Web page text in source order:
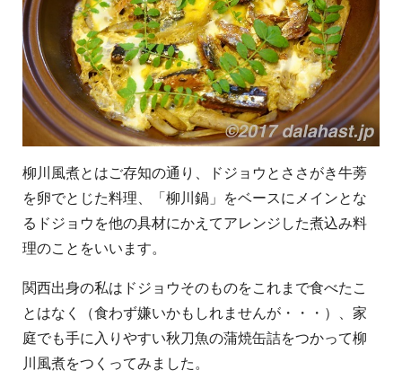
柳川風煮とはご存知の通り、ドジョウとささがき牛蒡
を卵でとじた料理、「柳川鍋」をベースにメインとな
るドジョウを他の具材にかえてアレンジした煮込み料
理のことをいいます。
関西出身の私はドジョウそのものをこれまで食べたこ
とはなく（食わず嫌いかもしれませんが・・・）、家
庭でも手に入りやすい秋刀魚の蒲焼缶詰をつかって柳
川風煮をつくってみました。